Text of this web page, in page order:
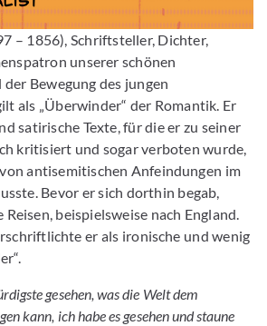
– 1856), Schriftsteller, Dichter,
unserer schönen
Bewegung des jungen
als „Überwinder“ der Romantik. Er
satirische Texte, für die er zu seiner
kritisiert und sogar verboten wurde,
antisemitischen Anfeindungen im
Bevor er sich dorthin begab,
beispielsweise nach England.
er als ironische und wenig
gesehen, was die Welt dem
kann, ich habe es gesehen und staune